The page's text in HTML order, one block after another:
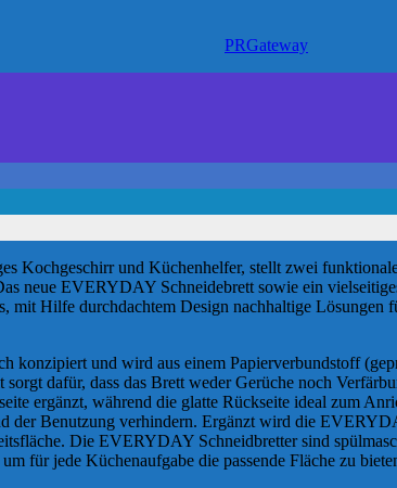
PRGateway
Kochgeschirr und Küchenhelfer, stellt zwei
neue EVERYDAY Schneidebrett sowie ein
mit Hilfe durchdachtem Design nachhaltige Lösungen
und wird aus einem Papierverbundstoff
dafür, dass das Brett weder Gerüche noch
ergänzt, während die glatte Rückseite ideal zum
der Benutzung verhindern. Ergänzt wird die
Die EVERYDAY Schneidbretter sind
für jede Küchenaufgabe die passende Fläche zu